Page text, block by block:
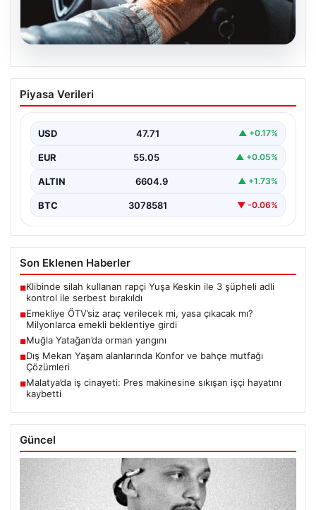
Emekliye ÖTV’siz araç verilecek mi,
yasa çıkacak mı? Milyonlarca emekli
Piyasa Verileri
USD 47.71 ▲ +0.17%
EUR 55.05 ▲ +0.05%
ALTIN 6604.9 ▲ +1.73%
BTC 3078581 ▼ -0.06%
Son Eklenen Haberler
■Klibinde silah kullanan rapçi Yuşa Keskin ile 3 şüpheli adli
kontrol ile serbest bırakıldı
■Emekliye ÖTV’siz araç verilecek mi, yasa çıkacak mı?
Milyonlarca emekli beklentiye girdi
■Muğla Yatağan’da orman yangını
■Dış Mekan Yaşam alanlarında Konfor ve bahçe mutfağı
Çözümleri
■Malatya’da iş cinayeti: Pres makinesine sıkışan işçi hayatını
kaybetti
Güncel